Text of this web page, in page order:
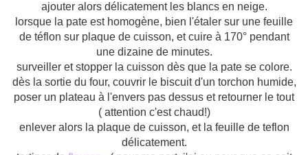
ajouter alors délicatement les blancs en neige.
lorsque la pate est homogène, bien l'étaler sur une feuille
de téflon sur plaque de cuisson, et cuire à 170° pendant
une dizaine de minutes.
surveiller et stopper la cuisson dès que la pate se colore.
dès la sortie du four, couvrir le biscuit d'un torchon humide,
poser un plateau à l'envers pas dessus et retourner le tout
( attention c'est chaud!)
enlever alors la plaque de cuisson, et la feuille de teflon
délicatement.